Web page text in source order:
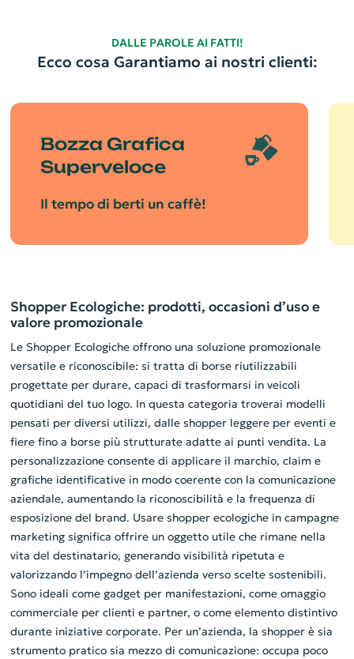
DALLE PAROLE AI FATTI!
Ecco cosa Garantiamo ai nostri clienti:
Bozza Grafica
Superveloce
Il tempo di berti un caffè!
Shopper Ecologiche: prodotti, occasioni d’uso e
valore promozionale
Le Shopper Ecologiche offrono una soluzione promozionale
versatile e riconoscibile: si tratta di borse riutilizzabili
progettate per durare, capaci di trasformarsi in veicoli
quotidiani del tuo logo. In questa categoria troverai modelli
pensati per diversi utilizzi, dalle shopper leggere per eventi e
fiere fino a borse più strutturate adatte ai punti vendita. La
personalizzazione consente di applicare il marchio, claim e
grafiche identificative in modo coerente con la comunicazione
aziendale, aumentando la riconoscibilità e la frequenza di
esposizione del brand. Usare shopper ecologiche in campagne
marketing significa offrire un oggetto utile che rimane nella
vita del destinatario, generando visibilità ripetuta e
valorizzando l’impegno dell’azienda verso scelte sostenibili.
Sono ideali come gadget per manifestazioni, come omaggio
commerciale per clienti e partner, o come elemento distintivo
durante iniziative corporate. Per un’azienda, la shopper è sia
strumento pratico sia mezzo di comunicazione: occupa poco